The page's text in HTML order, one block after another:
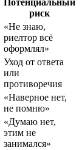
Потенциальный
риск
«Не знаю,
риелтор всё
оформлял»
Уход от ответа
или
противоречия
«Наверное нет,
не помню»
«Думаю нет,
этим не
занимался»